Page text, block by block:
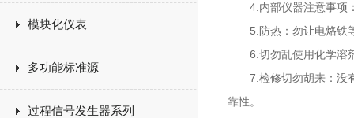
模块化仪表
多功能标准源
过程信号发生器系列
4.内部仪器注意事项：
5.防热：勿让电烙铁等
6.切勿乱使用化学溶剂
7.检修切勿胡来：没有
靠性。